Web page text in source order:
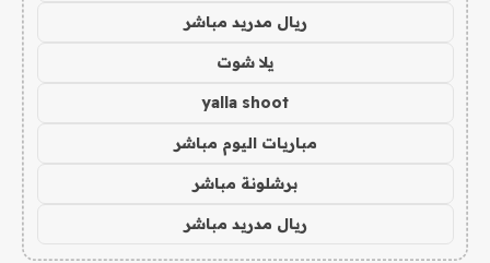
ريال مدريد مباشر
يلا شوت
yalla shoot
مباريات اليوم مباشر
برشلونة مباشر
ريال مدريد مباشر